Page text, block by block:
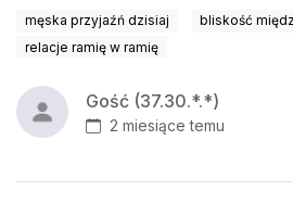
męska przyjaźń dzisiaj
bliskość
relacje ramię w ramię
Gość (37.30.*.*)
2 miesiące temu